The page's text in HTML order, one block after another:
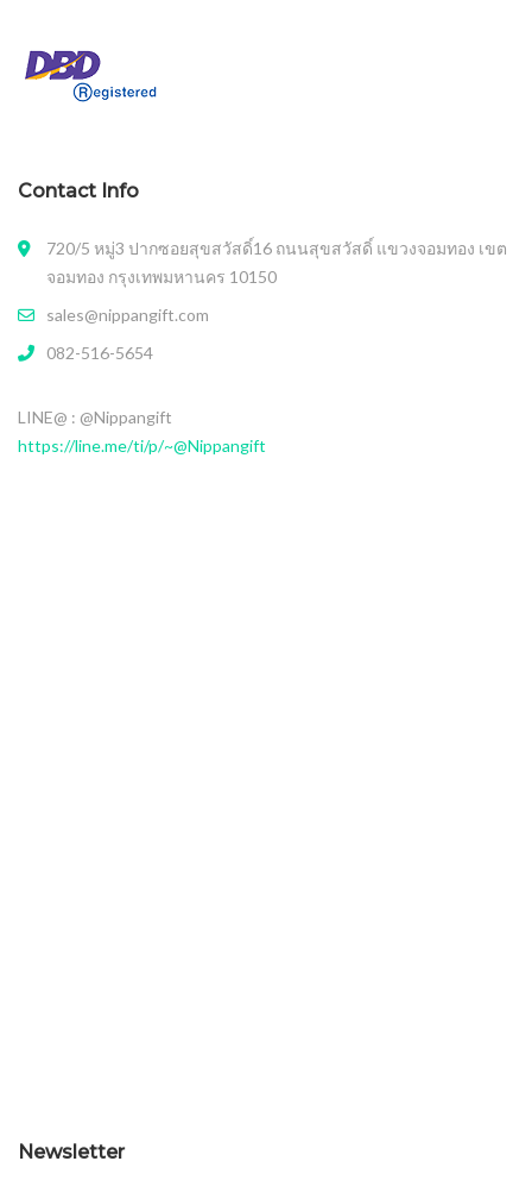
Contact Info
720/5 หมู่3 ปากซอยสุขสวัสดิ์16 ถนนสุขสวัสดิ์ แขวงจอมทอง เขต
จอมทอง กรุงเทพมหานคร 10150
sales@nippangift.com
082-516-5654
LINE@ : @Nippangift
https://line.me/ti/p/~@Nippangift
Newsletter